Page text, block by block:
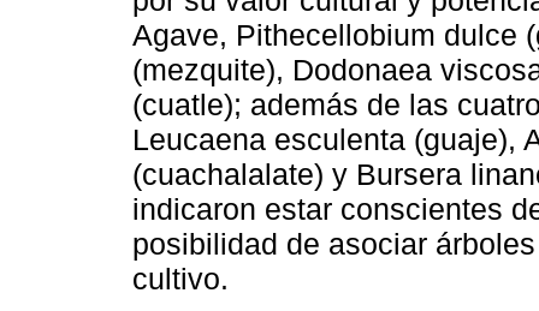
Agave, Pithecellobium dulce
(mezquite), Dodonaea
(cuatle); además de las
Leucaena esculenta (guaje),
(cuachalalate) y Bursera
indicaron estar conscientes
posibilidad de asociar
cultivo.